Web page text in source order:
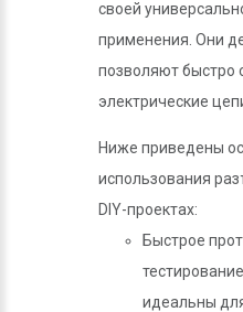
своей
применения. Они
позволяют быстро
электрические
Ниже приведены
использования
DIY-проектах:
Быстрое
идеальны